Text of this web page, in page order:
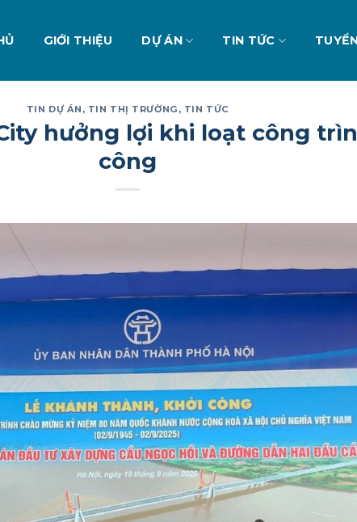
GIỚI THIỆU DỰ ÁN TIN TỨC
TIN DỰ ÁN , TIN THỊ TRƯỜNG , TIN TỨC
hưởng lợi khi loạt công
công